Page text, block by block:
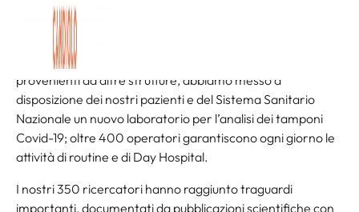
cura proseguono con l’impegno e la competenza di
sempre, anche con un nemico in più, come il Coronavirus.
Stiamo continuando ad accogliere pazienti oncologici
provenienti da altre strutture, abbiamo messo a
disposizione dei nostri pazienti e del Sistema Sanitario
Nazionale un nuovo laboratorio per l’analisi dei tamponi
Covid-19; oltre 400 operatori garantiscono ogni giorno le
attività di routine e di Day Hospital.
I nostri 350 ricercatori hanno raggiunto traguardi
importanti, documentati da pubblicazioni scientifiche con